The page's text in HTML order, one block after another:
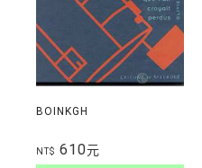
BOINKGH
NT$ 610元